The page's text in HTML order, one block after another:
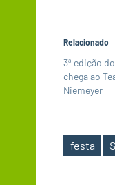
Relacionado
3ª edição
chega ao
Niemeyer
Tags
festa